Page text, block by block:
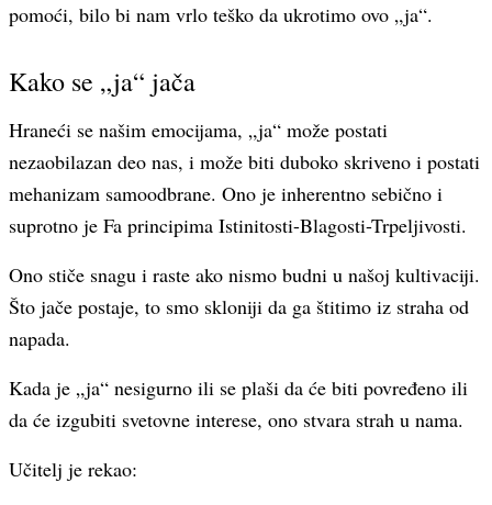
pomoći, bilo bi nam vrlo teško da ukrotimo ovo „ja“.
Kako se „ja“ jača
Hraneći se našim emocijama, „ja“ može postati
nezaobilazan deo nas, i može biti duboko skriveno i postati
mehanizam samoodbrane. Ono je inherentno sebično i
suprotno je Fa principima Istinitosti-Blagosti-Trpeljivosti.
Ono stiče snagu i raste ako nismo budni u našoj kultivaciji.
Što jače postaje, to smo skloniji da ga štitimo iz straha od
napada.
Kada je „ja“ nesigurno ili se plaši da će biti povređeno ili
da će izgubiti svetovne interese, ono stvara strah u nama.
Učitelj je rekao: